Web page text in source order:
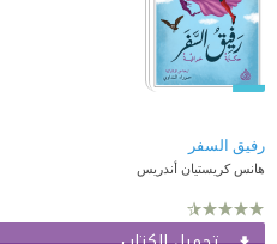
رفيق السفر
هانس كريستيان أندريس